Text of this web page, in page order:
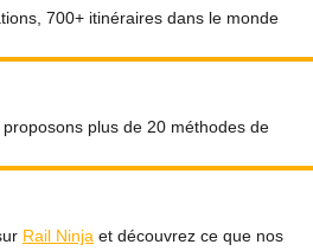
700+ itinéraires dans le monde
plus de 20 méthodes de
Rail Ninja et découvrez ce que nos